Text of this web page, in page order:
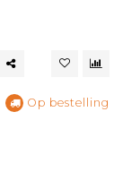
Op bestelling